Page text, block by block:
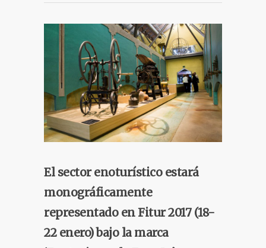
El sector enoturístico estará
monográficamente
representado en Fitur 2017 (18-
22 enero) bajo la marca